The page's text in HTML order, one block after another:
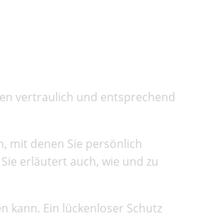
vertraulich und entsprechend
mit denen Sie persönlich
erläutert auch, wie und zu
kann. Ein lückenloser Schutz